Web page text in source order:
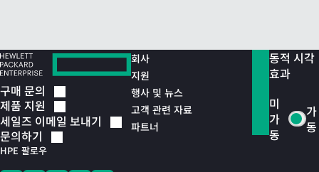
구매 문의
제품 지원
세일즈 이메일 보내기
문의하기
HPE 팔로우
회사
지원
행사 및 뉴스
고객 관련 자료
파트너
동적 시각
효과
미
가
동
가
동